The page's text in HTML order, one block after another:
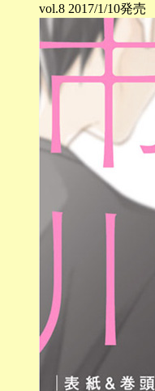
vol.8 2017/1/10発売